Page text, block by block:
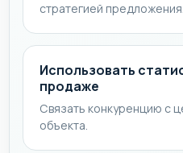
стратегией предложения.
Использовать
продаже
Связать конкуренцию с
объекта.